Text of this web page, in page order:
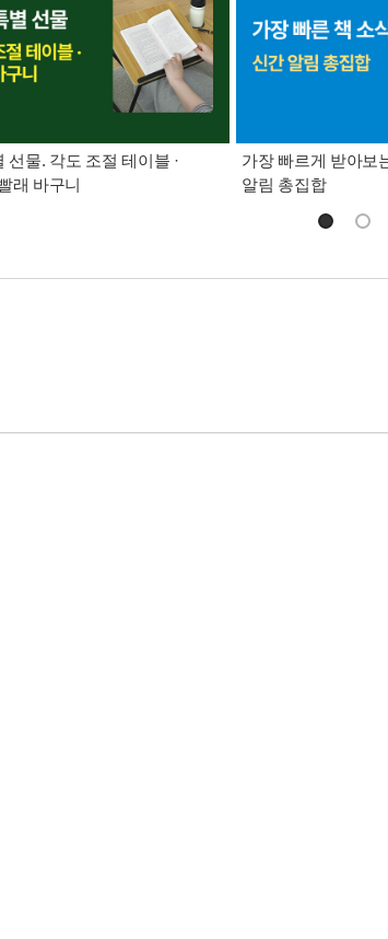
선물. 각도 조절 테이블 ·
래 바구니
가장 빠르게 받아보
알림 총집합